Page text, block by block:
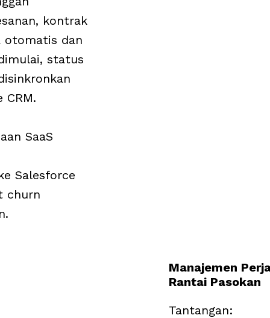
kontrak
otomatis dan
status
SaaS
Salesforce
churn
Manajemen
Rantai Pasokan
Tantangan: